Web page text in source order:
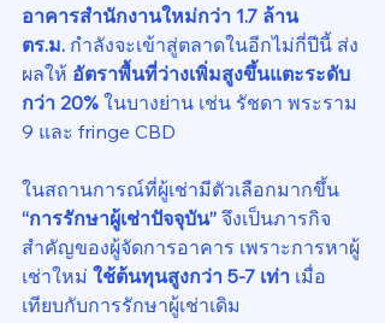
อาคารสำนักงานใหม่กว่า 1.7 ล้าน
ตร.ม. กำลังจะเข้าสู่ตลาดในอีกไม่กี่ปีนี้ ส่ง
ผลให้ อัตราพื้นที่ว่างเพิ่มสูงขึ้นแตะระดับ
กว่า 20% ในบางย่าน เช่น รัชดา พระราม
9 และ fringe CBD
ในสถานการณ์ที่ผู้เช่ามีตัวเลือกมากขึ้น
“การรักษาผู้เช่าปัจจุบัน” จึงเป็นภารกิจ
สำคัญของผู้จัดการอาคาร เพราะการหาผู้
เช่าใหม่ ใช้ต้นทุนสูงกว่า 5-7 เท่า เมื่อ
เทียบกับการรักษาผู้เช่าเดิม